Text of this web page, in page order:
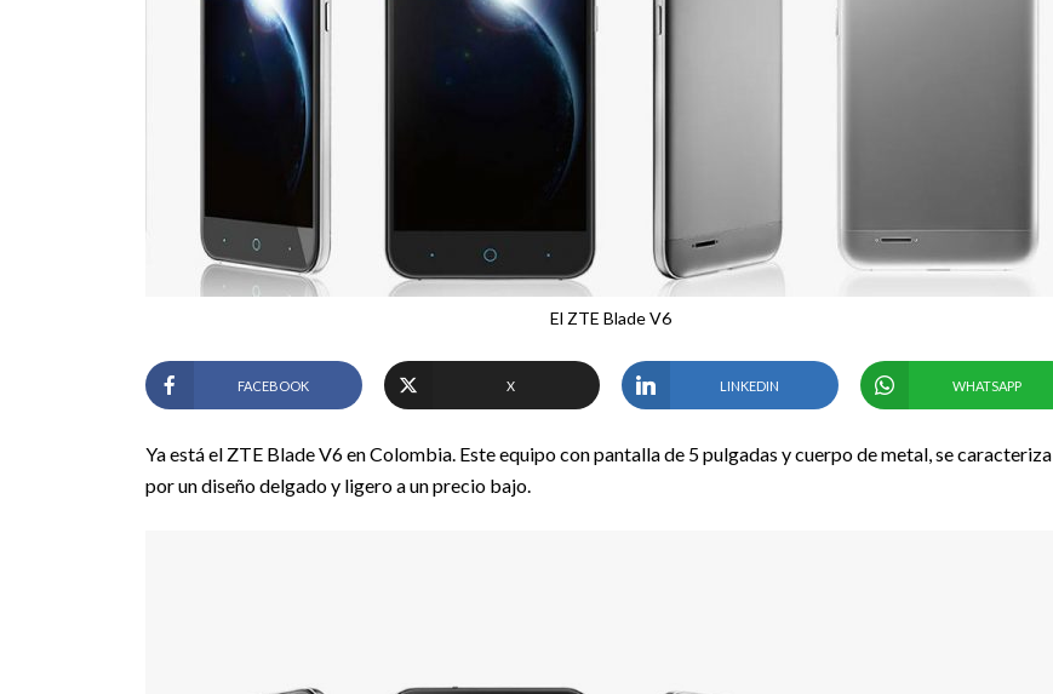
El ZTE Blade V6
FACEBOOK X LINKEDIN WHATSAPP
Ya está el ZTE Blade V6 en Colombia. Este equipo con pantalla de 5 pulgadas y cuerpo de metal, se caracteriza
por un diseño delgado y ligero a un precio bajo.